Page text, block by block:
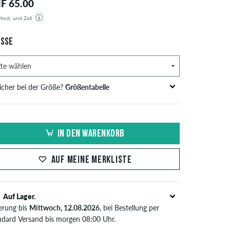
65.00
und Zoll
wird aus unserem Lager in Deutschland verschickt. Alle Steuern und Zölle sind in dem
bei der Größe?Größentabelle
66-69
28-29 71-73,5
32-33
34 86
IN DEN WARENKORB
AUF MEINE MERKLISTE
Auf Lager.
bis Mittwoch, 12.08.2026, bei Bestellung per
Versand bis morgen 08:00 Uhr.